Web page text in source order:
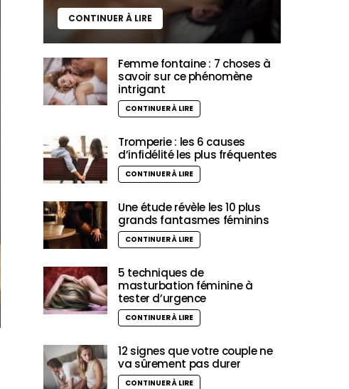
CONTINUER À LIRE
Femme fontaine : 7 choses à
savoir sur ce phénomène
intrigant
CONTINUER À LIRE
Tromperie : les 6 causes
d’infidélité les plus fréquentes
CONTINUER À LIRE
Une étude révèle les 10 plus
grands fantasmes féminins
CONTINUER À LIRE
5 techniques de
masturbation féminine à
tester d’urgence
CONTINUER À LIRE
12 signes que votre couple ne
va sûrement pas durer
CONTINUER À LIRE